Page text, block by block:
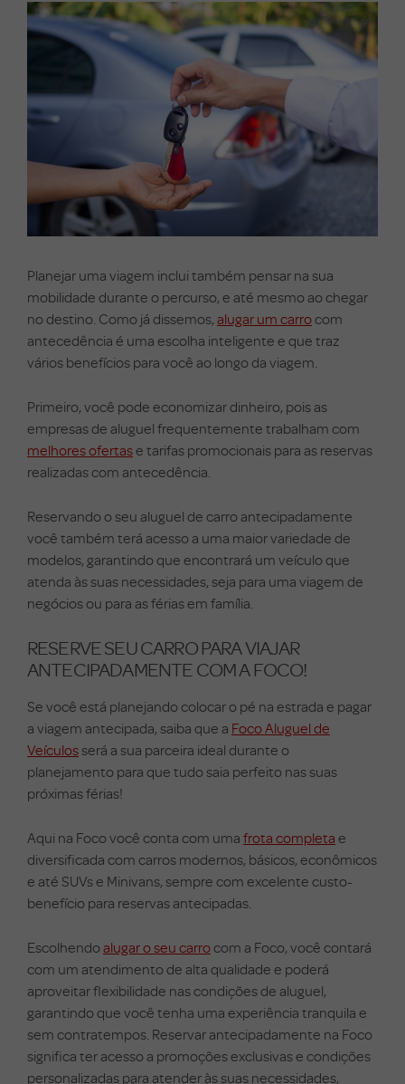
Planejar uma viagem inclui também pensar na sua
mobilidade durante o percurso, e até mesmo ao chegar
no destino. Como já dissemos, alugar um carrocom
antecedência é uma escolha inteligente e que traz
vários benefícios para você ao longo da viagem.
Primeiro, você pode economizar dinheiro, pois as
empresas de aluguel frequentemente trabalham com
melhores ofertase tarifas promocionais para as reservas
realizadas com antecedência.
Reservando o seu aluguel de carro antecipadamente
você também terá acesso a uma maior variedade de
modelos, garantindo que encontrará um veículo que
atenda às suas necessidades, seja para uma viagem de
negócios ou para as férias em família.
RESERVE SEU CARRO PARA VIAJAR
ANTECIPADAMENTE COM A FOCO!
Se você está planejando colocar o pé na estrada e pagar
a viagem antecipada, saiba que a Foco Aluguel de
Veículosserá a sua parceira ideal durante o
planejamento para que tudo saia perfeito nas suas
próximas férias!
Aqui na Foco você conta com uma frota completa e
diversificada com carros modernos, básicos, econômicos
e até SUVs e Minivans, sempre com excelente custo-
benefício para reservas antecipadas.
Escolhendoalugar o seu carrocom a Foco, você contará
com um atendimento de alta qualidade e poderá
aproveitar flexibilidade nas condições de aluguel,
garantindo que você tenha uma experiência tranquila e
sem contratempos. Reservar antecipadamente na Foco
significa ter acesso a promoções exclusivas e condições
personalizadas para atender às suas necessidades,